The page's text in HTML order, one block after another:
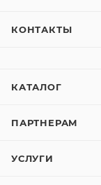
КОНТАКТЫ
КАТАЛОГ
ПАРТНЕРАМ
УСЛУГИ